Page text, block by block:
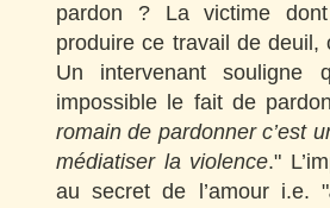
pardon ? La victime
produire ce travail de
Un intervenant souligne
impossible le fait de
romain de pardonner c’est
médiatiser la violence."
au secret de l’amour i.e. "